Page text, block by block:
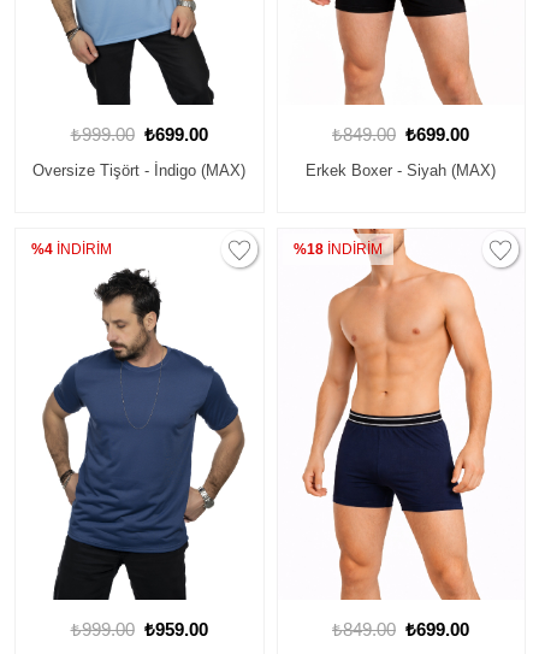
₺999.00 ₺699.00
Oversize Tişört - İndigo (MAX)
₺849.00 ₺699.00
Erkek Boxer - Siyah (MAX)
%4 İNDİRİM
₺999.00 ₺959.00
%18İNDİRİM
₺849.00 ₺699.00